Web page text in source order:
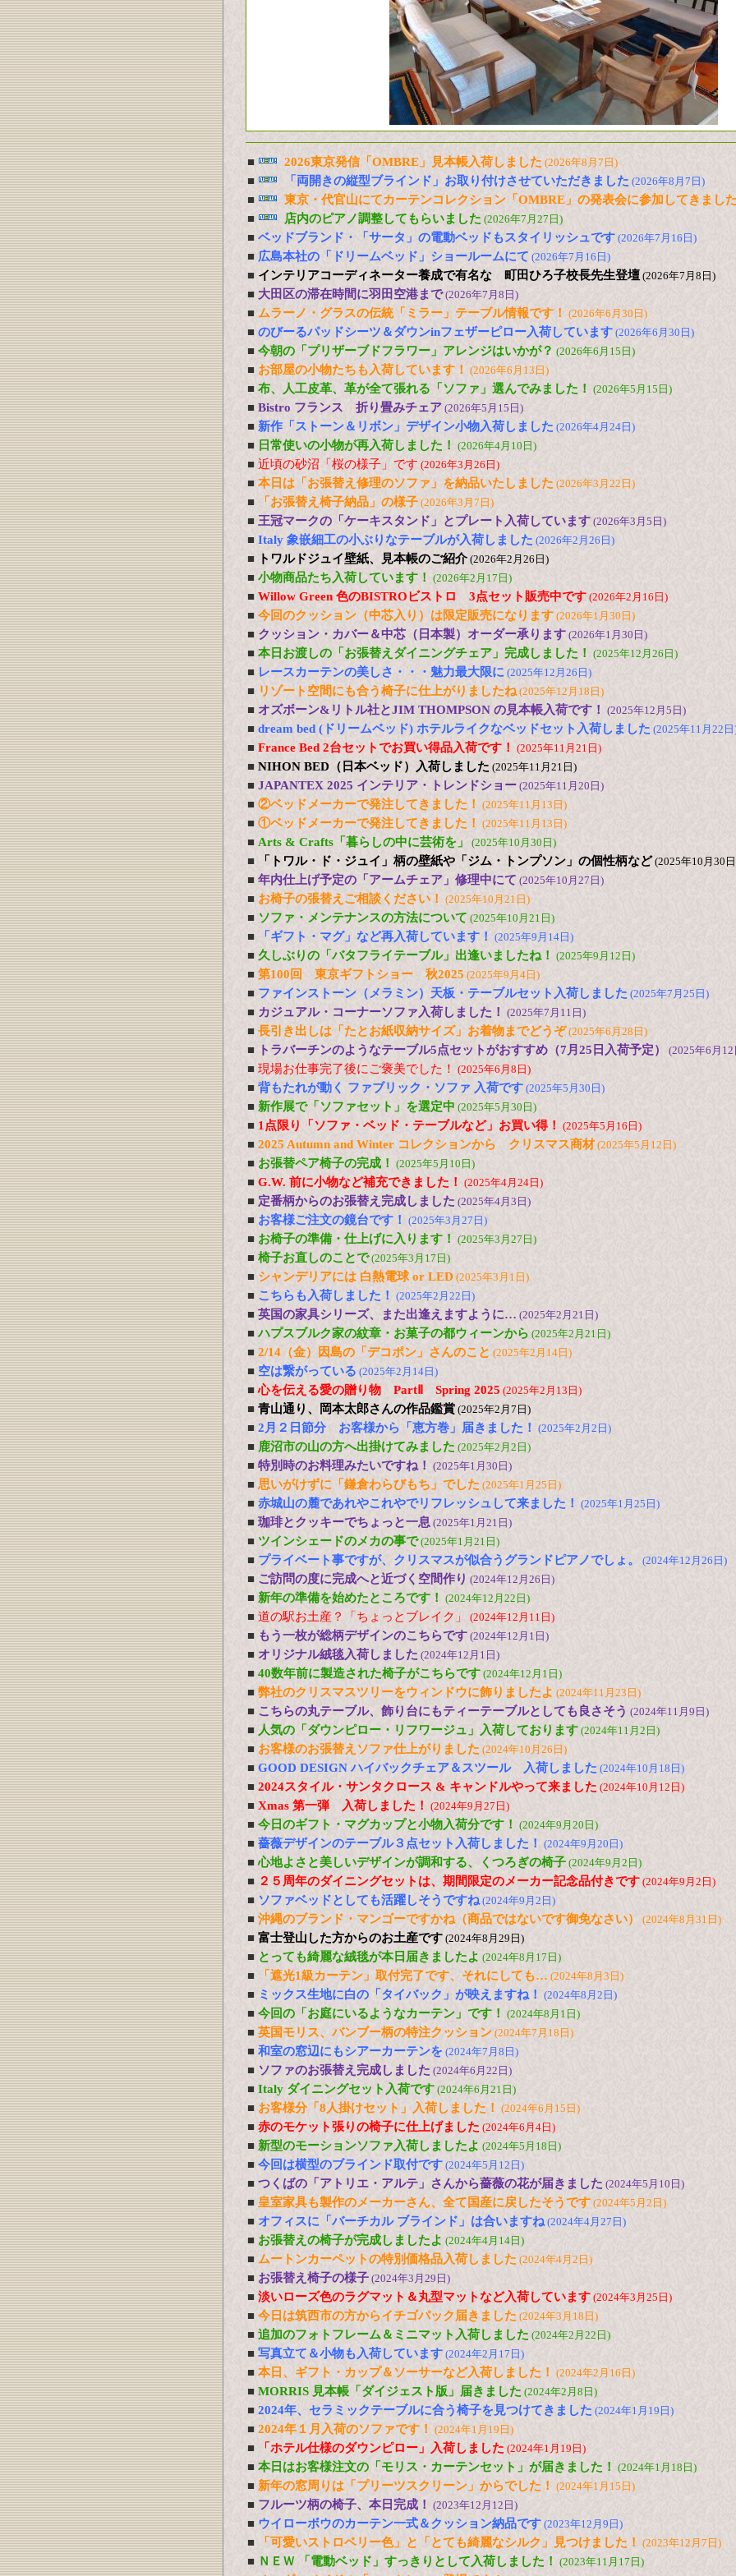
■ 2026東京発信「OMBRE」見本帳入荷しました (2026年8月7日)
■ 「両開きの縦型ブラインド」お取り付けさせていただきました (2026年8月7日)
■
東京・代官山にてカーテンコレクション「OMBRE」の発表会に参加してきまし
■
店内のピアノ調整してもらいました (2026年7月27日)
■ ベッドブランド・「サータ」の電動ベッドもスタイリッシュです (2026年7月16日)
■ 広島本社の「ドリームベッド」ショールームにて (2026年7月16日)
■ インテリアコーディネーター養成で有名な 町田ひろ子校長先生登壇 (2026年7月8日)
■ 大田区の滞在時間に羽田空港まで(2026年7月8日)
■ ムラーノ・グラスの伝統「ミラー」テーブル情報です！ (2026年6月30日)
■ のびーるパッドシーツ＆ダウンinフェザーピロー入荷しています (2026年6月30日)
■ 今朝の「プリザーブドフラワー」アレンジはいかが？ (2026年6月15日)
■ お部屋の小物たちも入荷しています！ (2026年6月13日)
■ 布、人工皮革、革が全て張れる「ソファ」選んでみました！ (2026年5月15日)
■ Bistro フランス 折り畳みチェア (2026年5月15日)
■ 新作「ストーン＆リボン」デザイン小物入荷しました (2026年4月24日)
■ 日常使いの小物が再入荷しました！ (2026年4月10日)
■ 近頃の砂沼「桜の様子」です (2026年3月26日)
■ 本日は「お張替え修理のソファ」を納品いたしました (2026年3月22日)
■ 「お張替え椅子納品」の様子 (2026年3月7日)
■ 王冠マークの「ケーキスタンド」とプレート入荷しています (2026年3月5日)
■ Italy 象嵌細工の小ぶりなテーブルが入荷しました (2026年2月26日)
■ トワルドジュイ壁紙、見本帳のご紹介 (2026年2月26日)
■ 小物商品たち入荷しています！ (2026年2月17日)
■ Willow Green 色のBISTROビストロ 3点セット販売中です (2026年2月16日)
■ 今回のクッション（中芯入り）は限定販売になります (2026年1月30日)
■ クッション・カバー＆中芯（日本製）オーダー承ります (2026年1月30日)
■ 本日お渡しの「お張替えダイニングチェア」完成しました！ (2025年12月26日)
■ レースカーテンの美しさ・・・魅力最大限に (2025年12月26日)
■ リゾート空間にも合う椅子に仕上がりましたね(2025年12月18日)
■ オズボーン&リトル社とJIM THOMPSON の見本帳入荷です！ (2025年12月5日)
■ dream bed (ドリームベッド) ホテルライクなベッドセット入荷しました (2025年11月22日
■ France Bed 2台セットでお買い得品入荷です！ (2025年11月21日)
■ NIHON BED（日本ベッド）入荷しました (2025年11月21日)
■ JAPANTEX 2025 インテリア・トレンドショー (2025年11月20日)
■ ②ベッドメーカーで発注してきました！ (2025年11月13日)
■ ①ベッドメーカーで発注してきました！ (2025年11月13日)
■ Arts & Crafts「暮らしの中に芸術を」 (2025年10月30日)
■ 「トワル・ド・ジュイ」柄の壁紙や「ジム・トンプソン」の個性柄など(2025年10月30
■ 年内仕上げ予定の「アームチェア」修理中にて (2025年10月27日)
■ お椅子の張替えご相談ください！ (2025年10月21日)
■ ソファ・メンテナンスの方法について (2025年10月21日)
■ 「ギフト・マグ」など再入荷しています！ (2025年9月14日)
■ 久しぶりの「バタフライテーブル」出逢いましたね！ (2025年9月12日)
■ 第100回 東京ギフトショー 秋2025 (2025年9月4日)
■ ファインストーン（メラミン）天板・テーブルセット入荷しました (2025年7月25日)
■ カジュアル・コーナーソファ入荷しました！ (2025年7月11日)
■ 長引き出しは「たとお紙収納サイズ」お着物までどうぞ(2025年6月28日)
■ トラバーチンのようなテーブル5点セットがおすすめ（7月25日入荷予定） (2025年6月12
■ 現場お仕事完了後にご褒美でした！ (2025年6月8日)
■ 背もたれが動く ファブリック・ソファ 入荷です (2025年5月30日)
■ 新作展で「ソファセット」を選定中 (2025年5月30日)
■ 1点限り「ソファ・ベッド・テーブルなど」お買い得！ (2025年5月16日)
■ 2025 Autumn and Winter コレクションから クリスマス商材(2025年5月12日)
■ お張替ペア椅子の完成！ (2025年5月10日)
■ G.W. 前に小物など補充できました！ (2025年4月24日)
■ 定番柄からのお張替え完成しました (2025年4月3日)
■ お客様ご注文の鏡台です！ (2025年3月27日)
■ お椅子の準備・仕上げに入ります！ (2025年3月27日)
■ 椅子お直しのことで(2025年3月17日)
■ シャンデリアには 白熱電球 or LED (2025年3月1日)
■ こちらも入荷しました！ (2025年2月22日)
■ 英国の家具シリーズ、また出逢えますように… (2025年2月21日)
■ ハプスブルク家の紋章・お菓子の都ウィーンから (2025年2月21日)
■ 2/14（金）因島の「デコポン」さんのこと (2025年2月14日)
■ 空は繋がっている (2025年2月14日)
■ 心を伝える愛の贈り物 PartⅡ Spring 2025 (2025年2月13日)
■ 青山通り、岡本太郎さんの作品鑑賞 (2025年2月7日)
■ 2月２日節分 お客様から「恵方巻」届きました！ (2025年2月2日)
■ 鹿沼市の山の方へ出掛けてみました (2025年2月2日)
■ 特別時のお料理みたいですね！ (2025年1月30日)
■ 思いがけずに「鎌倉わらびもち」でした (2025年1月25日)
■ 赤城山の麓であれやこれやでリフレッシュして来ました！ (2025年1月25日)
■ 珈琲とクッキーでちょっと一息 (2025年1月21日)
■ ツインシェードのメカの事で(2025年1月21日)
■ プライベート事ですが、クリスマスが似合うグランドピアノでしょ。 (2024年12月26日)
■ ご訪問の度に完成へと近づく空間作り (2024年12月26日)
■ 新年の準備を始めたところです！ (2024年12月22日)
■ 道の駅お土産？「ちょっとブレイク」 (2024年12月11日)
■ もう一枚が総柄デザインのこちらです (2024年12月1日)
■ オリジナル絨毯入荷しました (2024年12月1日)
■ 40数年前に製造された椅子がこちらです (2024年12月1日)
■ 弊社のクリスマスツリーをウィンドウに飾りましたよ (2024年11月23日)
■ こちらの丸テーブル、飾り台にもティーテーブルとしても良さそう (2024年11月9日)
■ 人気の「ダウンピロー・リフワージュ」入荷しております (2024年11月2日)
■ お客様のお張替えソファ仕上がりました (2024年10月26日)
■ GOOD DESIGN ハイバックチェア＆スツール 入荷しました (2024年10月18日)
■ 2024スタイル・サンタクロース & キャンドルやって来ました (2024年10月12日)
■ Xmas 第一弾 入荷しました！ (2024年9月27日)
■ 今日のギフト・マグカップと小物入荷分です！ (2024年9月20日)
■ 薔薇デザインのテーブル３点セット入荷しました！ (2024年9月20日)
■ 心地よさと美しいデザインが調和する、くつろぎの椅子 (2024年9月2日)
■ ２５周年のダイニングセットは、期間限定のメーカー記念品付きです (2024年9月2日)
■ ソファベッドとしても活躍しそうですね(2024年9月2日)
■ 沖縄のブランド・マンゴーですかね（商品ではないです御免なさい） (2024年8月31日)
■ 富士登山した方からのお土産です (2024年8月29日)
■ とっても綺麗な絨毯が本日届きましたよ (2024年8月17日)
■ 「遮光1級カーテン」取付完了です、それにしても… (2024年8月3日)
■ ミックス生地に白の「タイバック」が映えますね！ (2024年8月2日)
■ 今回の「お庭にいるようなカーテン」です！ (2024年8月1日)
■ 英国モリス、バンブー柄の特注クッション (2024年7月18日)
■ 和室の窓辺にもシアーカーテンを (2024年7月8日)
■ ソファのお張替え完成しました (2024年6月22日)
■ Italy ダイニングセット入荷です (2024年6月21日)
■ お客様分「8人掛けセット」入荷しました！ (2024年6月15日)
■ 赤のモケット張りの椅子に仕上げました (2024年6月4日)
■ 新型のモーションソファ入荷しましたよ (2024年5月18日)
■ 今回は横型のブラインド取付です (2024年5月12日)
■ つくばの「アトリエ・アルテ」さんから薔薇の花が届きました (2024年5月10日)
■ 皇室家具も製作のメーカーさん、全て国産に戻したそうです (2024年5月2日)
■ オフィスに「バーチカル ブラインド」は合いますね(2024年4月27日)
■ お張替えの椅子が完成しましたよ (2024年4月14日)
■ ムートンカーペットの特別価格品入荷しました (2024年4月2日)
■ お張替え椅子の様子 (2024年3月29日)
■ 淡いローズ色のラグマット＆丸型マットなど入荷しています (2024年3月25日)
■ 今日は筑西市の方からイチゴパック届きました (2024年3月18日)
■ 追加のフォトフレーム＆ミニマット入荷しました (2024年2月22日)
■ 写真立て＆小物も入荷しています (2024年2月17日)
■ 本日、ギフト・カップ＆ソーサーなど入荷しました！ (2024年2月16日)
■ MORRIS 見本帳「ダイジェスト版」届きました (2024年2月8日)
■ 2024年、セラミックテーブルに合う椅子を見つけてきました (2024年1月19日)
■ 2024年１月入荷のソファです！ (2024年1月19日)
■ 「ホテル仕様のダウンピロー」入荷しました (2024年1月19日)
■ 本日はお客様注文の「モリス・カーテンセット」が届きました！ (2024年1月18日)
■ 新年の窓周りは「プリーツスクリーン」からでした！ (2024年1月15日)
■ フルーツ柄の椅子、本日完成！ (2023年12月12日)
■ ウイローボウのカーテン一式＆クッション納品です (2023年12月9日)
■ 「可愛いストロベリー色」と「とても綺麗なシルク」見つけました！ (2023年12月7日)
■ ＮＥＷ 「電動ベッド」すっきりとして入荷しました！ (2023年11月17日)